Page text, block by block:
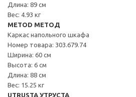
Длина: 89 см
Вес: 4.93 кг
METOD МЕТОД
Каркас напольного шкафа
Номер товара: 303.679.74
Ширина: 60 см
Высота: 6 см
Длина: 88 см
Вес: 15.25 кг
UTRUSTA УТРУСТА